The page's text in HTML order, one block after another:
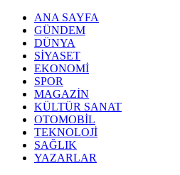
ANA SAYFA
GÜNDEM
DÜNYA
SİYASET
EKONOMİ
SPOR
MAGAZİN
KÜLTÜR SANAT
OTOMOBİL
TEKNOLOJİ
SAĞLIK
YAZARLAR